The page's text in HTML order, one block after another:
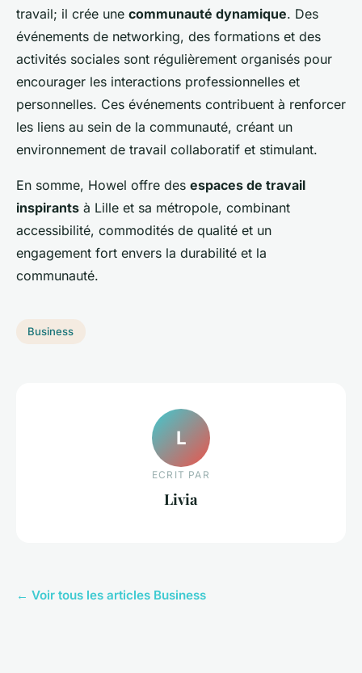
travail; il crée une communauté dynamique. Des
événements de networking, des formations et des
activités sociales sont régulièrement organisés pour
encourager les interactions professionnelles et
personnelles. Ces événements contribuent à renforcer
les liens au sein de la communauté, créant un
environnement de travail collaboratif et stimulant.
En somme, Howel offre des espaces de travail
inspirants à Lille et sa métropole, combinant
accessibilité, commodités de qualité et un
engagement fort envers la durabilité et la
communauté.
Business
L
ECRIT PAR
Livia
← Voir tous les articles Business